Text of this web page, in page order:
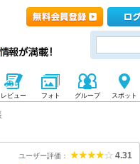
レビュー フォト グループ スポット
ユーザー評価： 4.31